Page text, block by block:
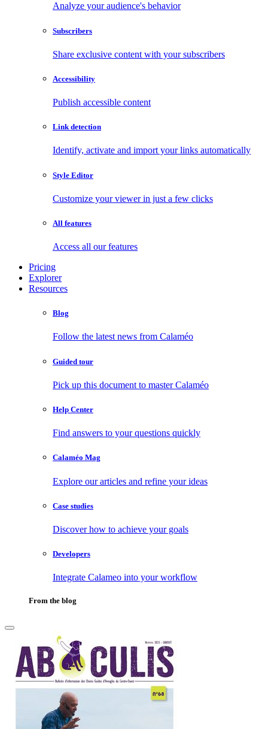
Analyze your audience's behavior
Subscribers
Share exclusive content with your subscribers
Accessibility
Publish accessible content
Link detection
Identify, activate and import your links automatically
Style Editor
Customize your viewer in just a few clicks
All features
Access all our features
Pricing
Explorer
Resources
Blog
Follow the latest news from Calaméo
Guided tour
Pick up this document to master Calaméo
Help Center
Find answers to your questions quickly
Calaméo Mag
Explore our articles and refine your ideas
Case studies
Discover how to achieve your goals
Developers
Integrate Calameo into your workflow
From the blog